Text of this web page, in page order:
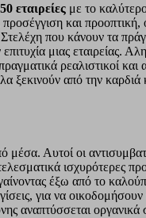
εταιρείες με το
και
που κάνουν τα
μιας εταιρείας.
ρεαλιστικοί και
ξεκινούν από την καρδιά
μέσα. Αυτοί οι
ισχυρότερες
έξω από το
για να
αναπτύσσεται